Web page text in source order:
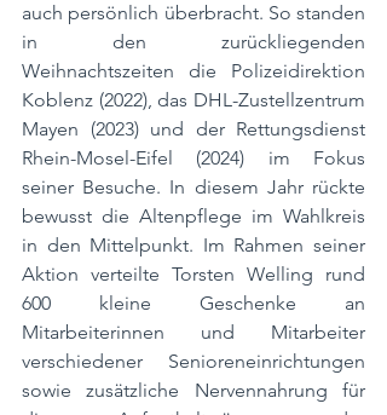
auch persönlich überbracht. So standen
in den zurückliegenden
Weihnachtszeiten die Polizeidirektion
Koblenz (2022), das DHL-Zustellzentrum
Mayen (2023) und der Rettungsdienst
Rhein-Mosel-Eifel (2024) im Fokus
seiner Besuche. In diesem Jahr rückte
bewusst die Altenpflege im Wahlkreis
in den Mittelpunkt. Im Rahmen seiner
Aktion verteilte Torsten Welling rund
600 kleine Geschenke an
Mitarbeiterinnen und Mitarbeiter
verschiedener Senioreneinrichtungen
sowie zusätzliche Nervennahrung für